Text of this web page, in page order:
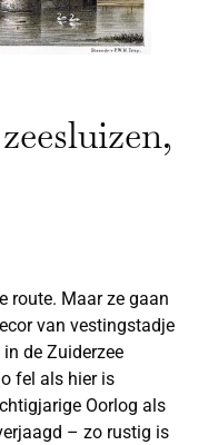
route. Maar ze gaan
van vestingstadje
de Zuiderzee
fel als hier is
Oorlog als
– zo rustig is